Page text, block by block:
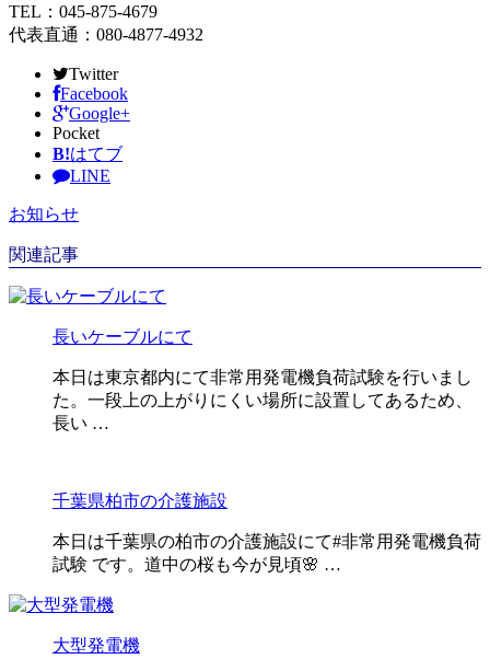
TEL：045-875-4679
代表直通：080-4877-4932
Twitter
Facebook
Google+
Pocket
B!はてブ
LINE
お知らせ
関連記事
長いケーブルにて
本日は東京都内にて非常用発電機負荷試験を行いまし
た。一段上の上がりにくい場所に設置してあるため、
長い …
千葉県柏市の介護施設
本日は千葉県の柏市の介護施設にて#非常用発電機負荷
試験 です。道中の桜も今が見頃🌸 …
大型発電機